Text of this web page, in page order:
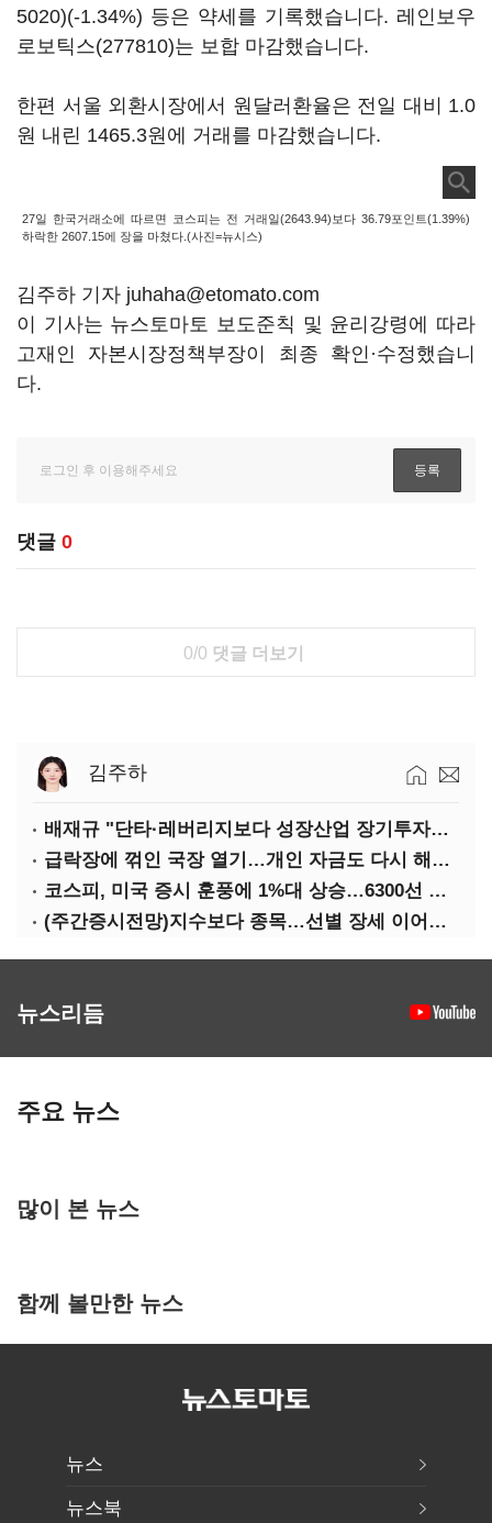
5020)(-1.34%) 등은 약세를 기록했습니다. 레인보우
로보틱스(277810)는 보합 마감했습니다.
한편 서울 외환시장에서 원달러환율은 전일 대비 1.0
원 내린 1465.3원에 거래를 마감했습니다.
27일 한국거래소에 따르면 코스피는 전 거래일(2643.94)보다 36.79포인트(1.39%)
하락한 2607.15에 장을 마쳤다.(사진=뉴시스)
김주하 기자 juhaha@etomato.com
이 기사는 뉴스토마토 보도준칙 및 윤리강령에 따라
고재인 자본시장정책부장이 최종 확인·수정했습니
다.
댓글 0
0/0 댓글 더보기
김주하
배재규 "단타·레버리지보다 성장산업 장기투자…변동성 견뎌야"
급락장에 꺾인 국장 열기…개인 자금도 다시 해외로
코스피, 미국 증시 훈풍에 1%대 상승…6300선 회복
(주간증시전망)지수보다 종목…선별 장세 이어진다
뉴스리듬
주요 뉴스
많이 본 뉴스
함께 볼만한 뉴스
뉴스
뉴스북